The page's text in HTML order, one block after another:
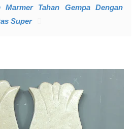
Marmer Tahan Gempa Dengan
Super